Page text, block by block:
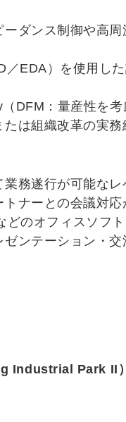
ダンス制御や高
／EDA）を使用し
DFM：量産性を考
は組織改革の実務
務遂行が可能なレ
ナーとの会議対応
のオフィスソフ
ンテーション・交
Industrial Park II